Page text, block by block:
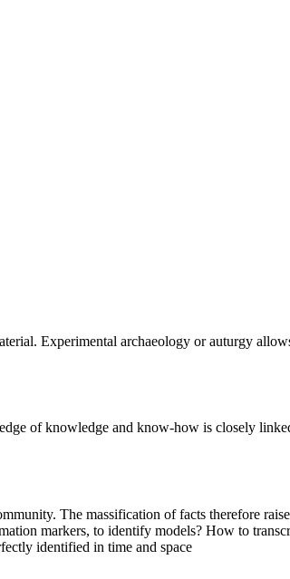
Experimental archaeology or auturgy
of knowledge and know-how is closely
The massification of facts therefore
markers, to identify models? How to
identified in time and space